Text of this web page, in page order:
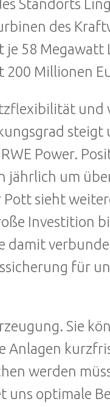
Standorts
des
58
200 Millionen
und
steigt
Power.
jährlich um
sieht
Investition
damit
für
Sie
Anlagen
werden
uns optimale